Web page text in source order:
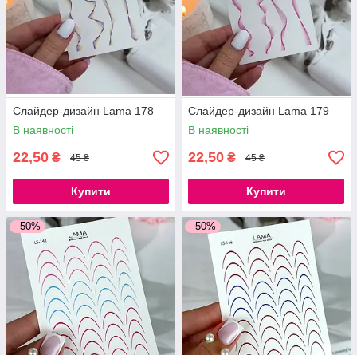
Слайдер-дизайн Lama 178
В наявності
22,50 ₴ 45 ₴
Купити
Слайдер-дизайн Lama 179
В наявності
22,50 ₴ 45 ₴
Купити
–50% –50%